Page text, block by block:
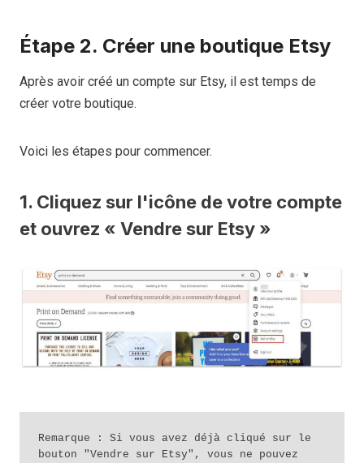
Étape 2. Créer une boutique Etsy
Après avoir créé un compte sur Etsy, il est temps de
créer votre boutique.
Voici les étapes pour commencer.
1. Cliquez sur l'icône de votre compte
et ouvrez « Vendre sur Etsy »
Remarque : Si vous avez déjà cliqué sur le
bouton "Vendre sur Etsy", vous ne pouvez